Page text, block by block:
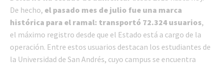
De hecho, el pasado mes de julio fue una marca
histórica para el ramal: transportó 72.324 usuarios,
el máximo registro desde que el Estado está a cargo de la
operación. Entre estos usuarios destacan los estudiantes de
la Universidad de San Andrés, cuyo campus se encuentra